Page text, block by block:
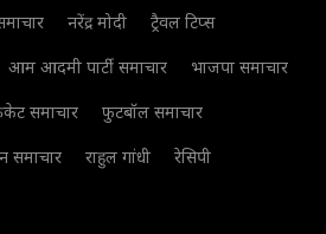
नरेंद्र मोदी
ट्रैवल टिप्स
आम आदमी पार्टी समाचार
भाजपा समाचार
समाचार
फुटबॉल समाचार
समाचार राहुल गांधी
रेसिपी